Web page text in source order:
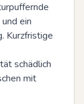
ein
Kurzfristige
schädlich
mit